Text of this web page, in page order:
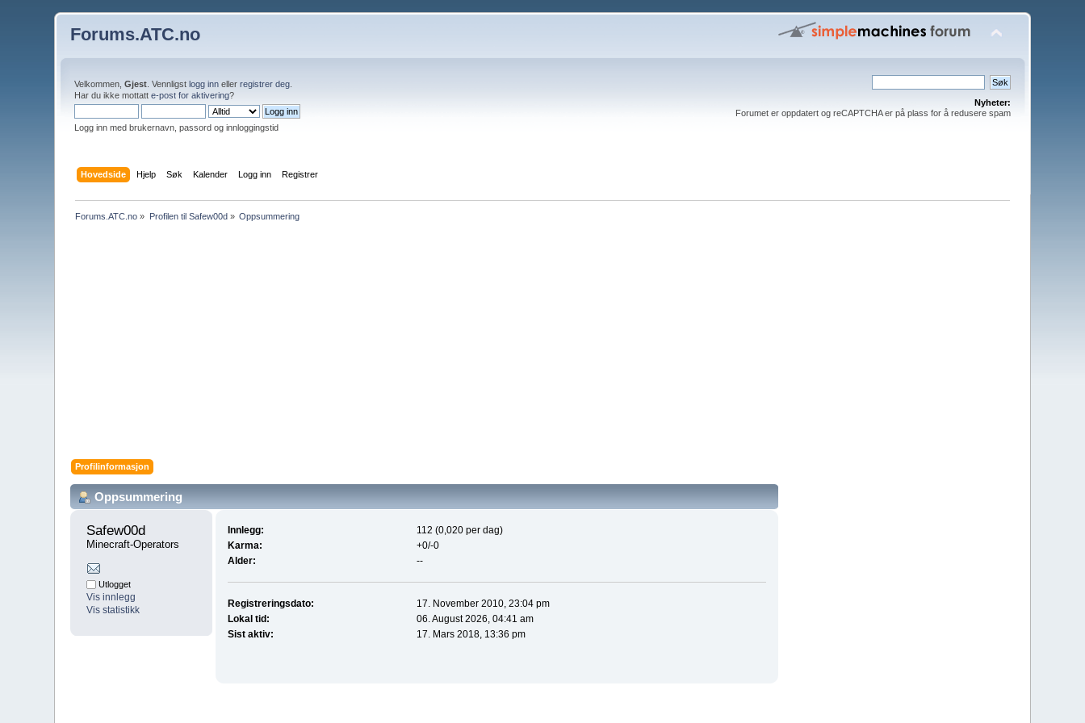
Forums.ATC.no
Velkommen,Gjest . Vennligstlogg inn ellerregistrer deg
Har du ikke mottatte-post for aktivering?
Logg inn med brukernavn, passord og innloggingstid
Nyheter:
Forumet er oppdatert og reCAPTCHA er på plass for å redusere spam
Hovedside Hjelp Søk Kalender Logg inn Registrer
Forums.ATC.no » Profilen til Safew00d» Oppsummering
Profilinformasjon
Oppsummering
Safew00d
Minecraft-Operators
Utlogget
Vis innlegg
Vis statistikk
Innlegg:
112 (0,020 per dag)
Karma:
+0/-0
Alder:
--
Registreringsdato:
17. November 2010, 23:04 pm
Lokal tid:
06. August 2026, 04:41 am
Sist aktiv:
17. Mars 2018, 13:36 pm